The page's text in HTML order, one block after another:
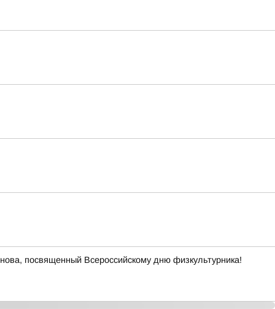
посвященный Всероссийскому дню физкультурника!